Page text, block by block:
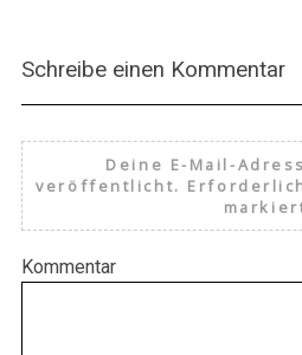
Schreibe einen Kommentar
Deine E-Mail-
veröffentlicht.
Kommentar